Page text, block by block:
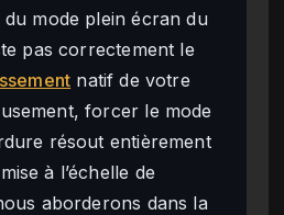
du mode plein écran du
pas correctement le
natif de votre
forcer le mode
résout entièrement
à l’échelle de
aborderons dans la